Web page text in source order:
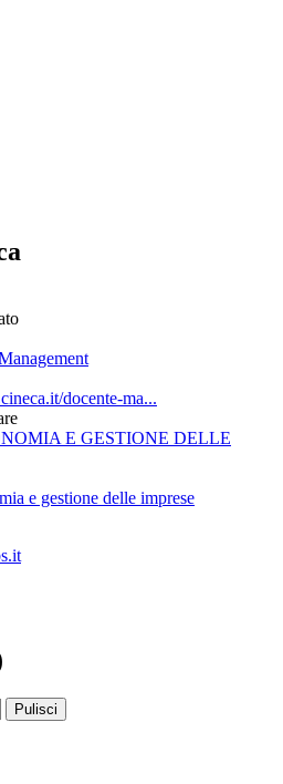
docente-ma...
E GESTIONE DELLE
e gestione delle imprese
Pulisci